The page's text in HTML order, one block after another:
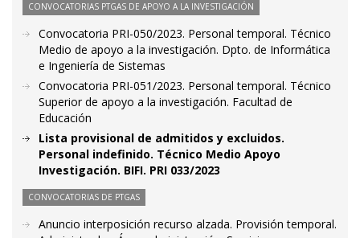
CONVOCATORIAS PTGAS DE APOYO A LA INVESTIGACIÓN
Convocatoria PRI-050/2023. Personal temporal. Técnico
Medio de apoyo a la investigación. Dpto. de Informática
e Ingeniería de Sistemas
Convocatoria PRI-051/2023. Personal temporal. Técnico
Superior de apoyo a la investigación. Facultad de
Educación
Lista provisional de admitidos y excluidos.
Personal indefinido. Técnico Medio Apoyo
Investigación. BIFI. PRI 033/2023
CONVOCATORIAS DE PTGAS
Anuncio interposición recurso alzada. Provisión temporal.